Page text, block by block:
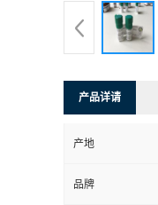
产品详请
产地
品牌